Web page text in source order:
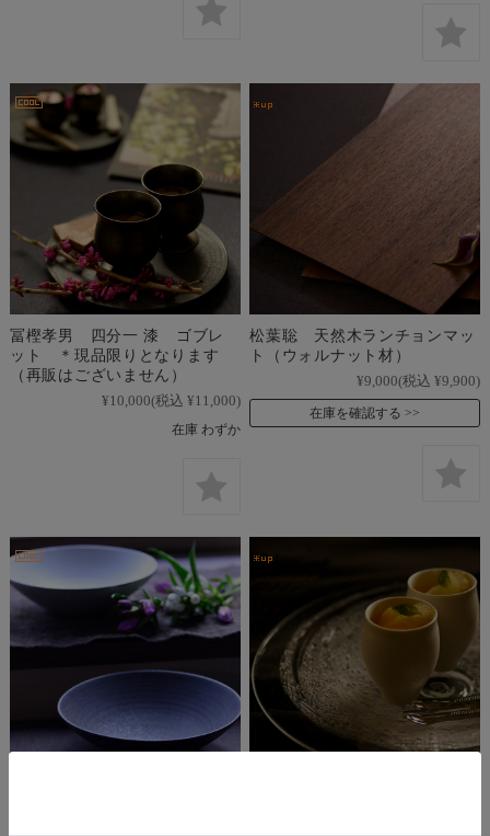
冨樫孝男 四分一 漆 ゴブレ
ット ＊現品限りとなります
（再販はございません）
¥10,000(税込 ¥11,000)
在庫 わずか
松葉聡 天然木ランチョンマッ
ト（ウォルナット材）
¥9,000(税込 ¥9,900)
在庫を確認する